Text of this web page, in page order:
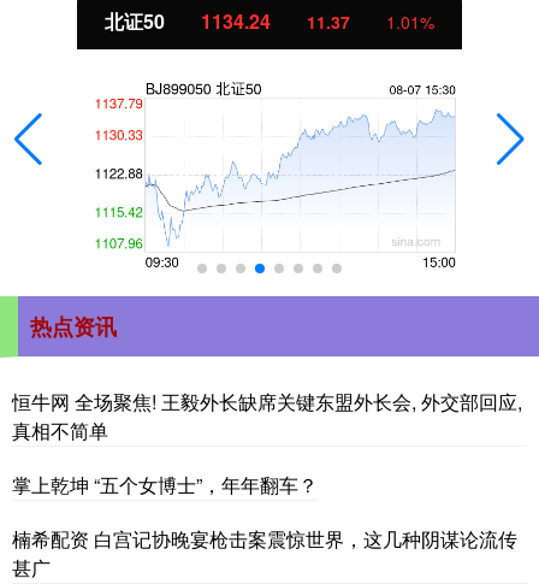
北证50 1134.24 11.37 1.01%
热点资讯
恒牛网 全场聚焦! 王毅外长缺席关键东盟外长会, 外交部回应,
真相不简单
掌上乾坤 “五个女博士”，年年翻车？
楠希配资 白宫记协晚宴枪击案震惊世界，这几种阴谋论流传
甚广